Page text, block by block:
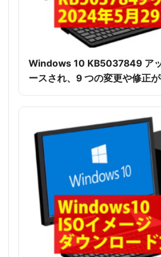
Windows 10 KB5037849 ア
ースされ、9 つの変更や修正